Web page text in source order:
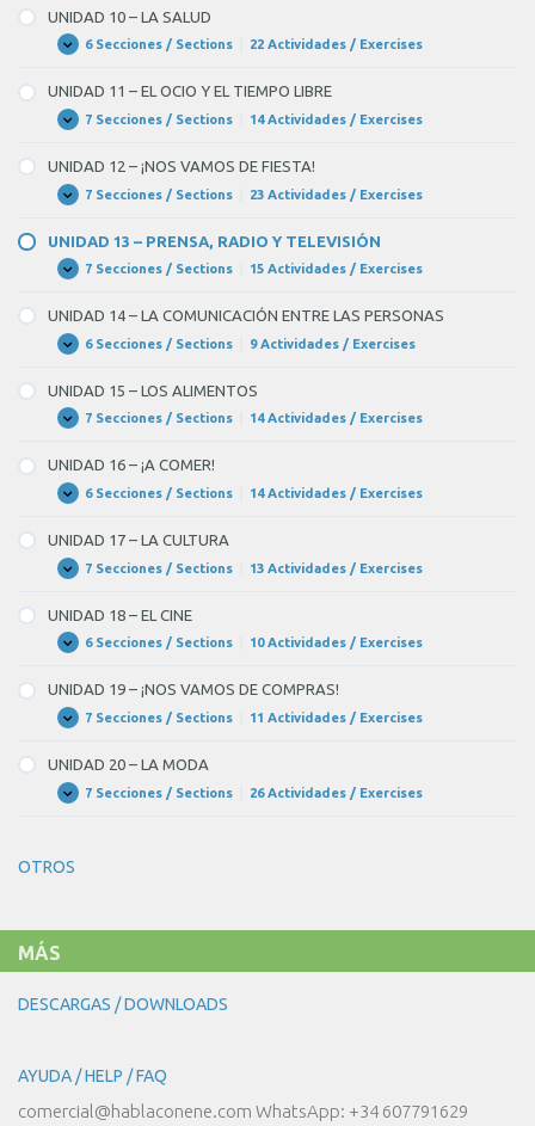
–
EL
CUERPO
Y
HIGIENE
PERSONAL
UNIDAD 10 – LA SALUD
Expandir
UNIDAD
–
LA
SALUD
6 Secciones / Sections 22 Actividades / Exercises
UNIDAD 11 – EL OCIO Y EL TIEMPO LIBRE
Expandir
UNIDAD
–
EL
OCIO
Y
TIEMPO
LIBRE
7 Secciones / Sections 14 Actividades / Exercises
UNIDAD 12 – ¡NOS VAMOS DE FIESTA!
Expandir
UNIDAD
–
¡NOS
VAMOS
DE
7 Secciones / Sections 23 Actividades / Exercises
UNIDAD 13 – PRENSA, RADIO Y TELEVISIÓN
Expandir
UNIDAD
–
PRENSA,
RADIO
Y
7 Secciones / Sections 15 Actividades / Exercises
UNIDAD 14 – LA COMUNICACIÓN ENTRE LAS PERSONAS
Expandir
UNIDAD
–
LA
COMUNICACIÓN
PERSONAS
6 Secciones / Sections 9 Actividades / Exercises
UNIDAD 15 – LOS ALIMENTOS
Expandir
UNIDAD
–
LOS
ALIMENTOS
7 Secciones / Sections 14 Actividades / Exercises
UNIDAD 16 – ¡A COMER!
Expandir
UNIDAD
–
¡A
COMER!
6 Secciones / Sections 14 Actividades / Exercises
UNIDAD 17 – LA CULTURA
Expandir
UNIDAD
–
LA
CULTURA
7 Secciones / Sections 13 Actividades / Exercises
UNIDAD 18 – EL CINE
Expandir
UNIDAD
–
EL
CINE
6 Secciones / Sections 10 Actividades / Exercises
UNIDAD 19 – ¡NOS VAMOS DE COMPRAS!
Expandir
UNIDAD
–
¡NOS
VAMOS
DE
7 Secciones / Sections 11 Actividades / Exercises
UNIDAD 20 – LA MODA
Expandir
UNIDAD
MODA
7 Secciones / Sections 26 Actividades / Exercises
OTROS
MÁS
DESCARGAS / DOWNLOADS
AYUDA / HELP / FAQ
comercial@hablaconene.com WhatsApp: +34 607791629